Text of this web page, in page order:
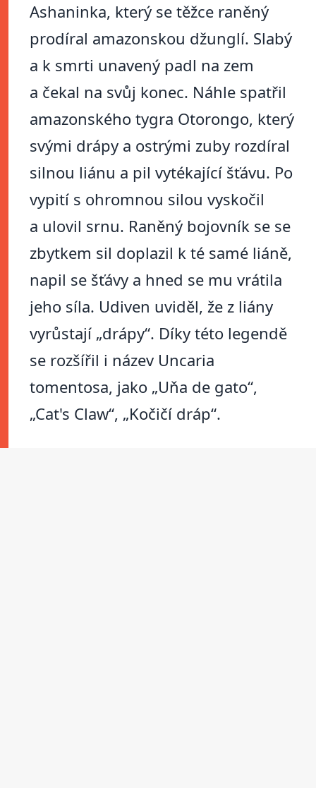
Ashaninka, který se těžce raněný
prodíral amazonskou džunglí. Slabý
a k smrti unavený padl na zem
a čekal na svůj konec. Náhle spatřil
amazonského tygra Otorongo, který
svými drápy a ostrými zuby rozdíral
silnou liánu a pil vytékající šťávu. Po
vypití s ohromnou silou vyskočil
a ulovil srnu. Raněný bojovník se se
zbytkem sil doplazil k té samé liáně,
napil se šťávy a hned se mu vrátila
jeho síla. Udiven uviděl, že z liány
vyrůstají „drápy“. Díky této legendě
se rozšířil i název Uncaria
tomentosa, jako „Uňa de gato“,
„Cat's Claw“, „Kočičí dráp“.